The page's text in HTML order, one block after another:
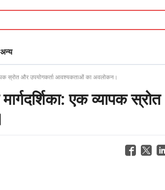
अन्य
स्रोत और उपयोगकर्ता आवश्यकताओं का अवलोकन।
एक व्यापक स्रोत